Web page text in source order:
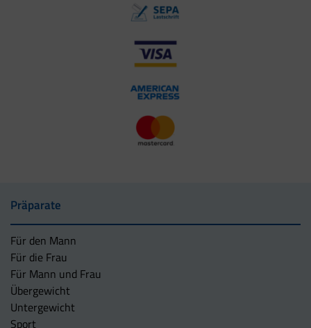
Präparate
Für den Mann
Für die Frau
Für Mann und Frau
Übergewicht
Untergewicht
Sport